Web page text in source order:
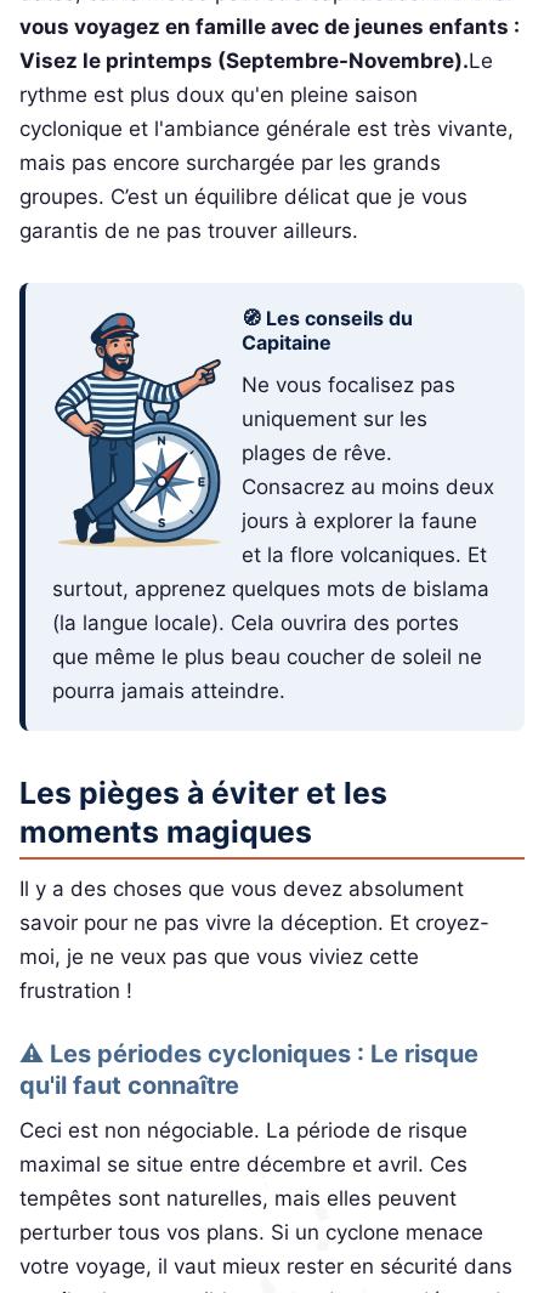
vous voyagez en famille avec de jeunes enfants :
Visez le printemps (Septembre-Novembre).Le
rythme est plus doux qu'en pleine saison
cyclonique et l'ambiance générale est très vivante,
mais pas encore surchargée par les grands
groupes. C’est un équilibre délicat que je vous
garantis de ne pas trouver ailleurs.
🧭 Les conseils du
Capitaine
Ne vous focalisez pas
uniquement sur les
plages de rêve.
Consacrez au moins deux
jours à explorer la faune
et la flore volcaniques. Et
surtout, apprenez quelques mots de bislama
(la langue locale). Cela ouvrira des portes
que même le plus beau coucher de soleil ne
pourra jamais atteindre.
Les pièges à éviter et les
moments magiques
Il y a des choses que vous devez absolument
savoir pour ne pas vivre la déception. Et croyez-
moi, je ne veux pas que vous viviez cette
frustration !
⚠️ Les périodes cycloniques : Le risque
qu'il faut connaître
Ceci est non négociable. La période de risque
maximal se situe entre décembre et avril. Ces
tempêtes sont naturelles, mais elles peuvent
perturber tous vos plans. Si un cyclone menace
votre voyage, il vaut mieux rester en sécurité dans